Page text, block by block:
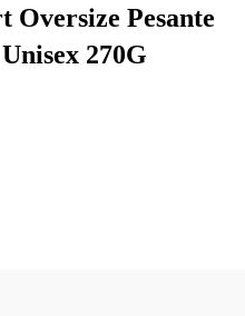
Oversize Pesante
Unisex 270G